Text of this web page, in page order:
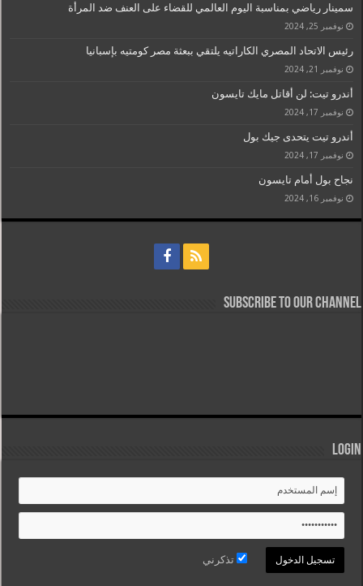
سمينار رياضي بمناسبة اليوم العالمي للقضاء على العنف ضد المرأة
نوفمبر 25, 2024
رئيس الاتحاد المصري الكاراتيه يلتقي ببعثة مصر كومتيه بإسبانيا
نوفمبر 21, 2024
أندرو تيت: لن أقاتل مايك تايسون
نوفمبر 17, 2024
أندرو تيت يتحدى جيك بول
نوفمبر 17, 2024
نجاح بول أمام تايسون
نوفمبر 16, 2024
Subscribe to our Channel
Login
تذكرني